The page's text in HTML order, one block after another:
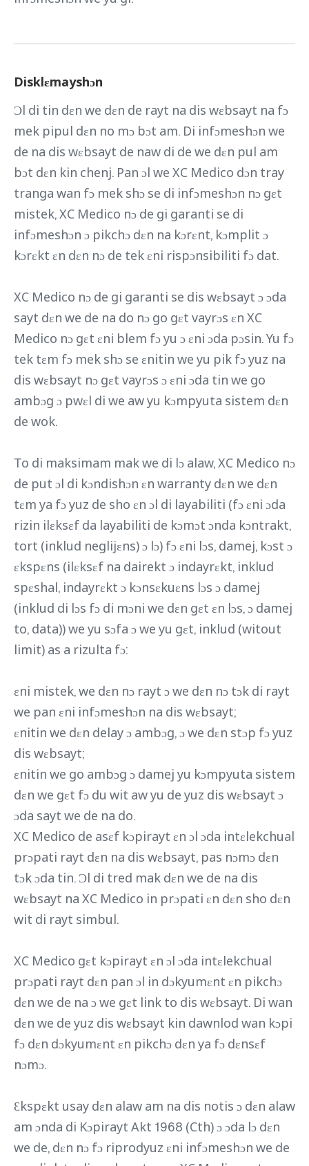
Disklɛmayshɔn
Ɔl di tin dɛn we dɛn de rayt na dis wɛbsayt na fɔ
mek pipul dɛn no mɔ bɔt am. Di infɔmeshɔn we
de na dis wɛbsayt de naw di de we dɛn pul am
bɔt dɛn kin chenj. Pan ɔl we XC Medico dɔn tray
tranga wan fɔ mek shɔ se di infɔmeshɔn nɔ gɛt
mistek, XC Medico nɔ de gi garanti se di
infɔmeshɔn ɔ pikchɔ dɛn na kɔrɛnt, kɔmplit ɔ
kɔrɛkt ɛn dɛn nɔ de tek ɛni rispɔnsibiliti fɔ dat.
XC Medico nɔ de gi garanti se dis wɛbsayt ɔ ɔda
sayt dɛn we de na do nɔ go gɛt vayrɔs ɛn XC
Medico nɔ gɛt ɛni blem fɔ yu ɔ ɛni ɔda pɔsin. Yu fɔ
tek tɛm fɔ mek shɔ se ɛnitin we yu pik fɔ yuz na
dis wɛbsayt nɔ gɛt vayrɔs ɔ ɛni ɔda tin we go
ambɔg ɔ pwɛl di we aw yu kɔmpyuta sistem dɛn
de wok.
To di maksimam mak we di lɔ alaw, XC Medico nɔ
de put ɔl di kɔndishɔn ɛn warranty dɛn we dɛn
tɛm ya fɔ yuz de sho ɛn ɔl di layabiliti (fɔ ɛni ɔda
rizin ilɛksɛf da layabiliti de kɔmɔt ɔnda kɔntrakt,
tort (inklud neglijɛns) ɔ lɔ) fɔ ɛni lɔs, damej, kɔst ɔ
ɛkspɛns (ilɛksɛf na dairekt ɔ indayrɛkt, inklud
spɛshal, indayrɛkt ɔ kɔnsɛkuɛns lɔs ɔ damej
(inklud di lɔs fɔ di mɔni we dɛn gɛt ɛn lɔs, ɔ damej
to, data)) we yu sɔfa ɔ we yu gɛt, inklud (witout
limit) as a rizulta fɔ:
ɛni mistek, we dɛn nɔ rayt ɔ we dɛn nɔ tɔk di rayt
we pan ɛni infɔmeshɔn na dis wɛbsayt;
ɛnitin we dɛn delay ɔ ambɔg, ɔ we dɛn stɔp fɔ yuz
dis wɛbsayt;
ɛnitin we go ambɔg ɔ damej yu kɔmpyuta sistem
dɛn we gɛt fɔ du wit aw yu de yuz dis wɛbsayt ɔ
ɔda sayt we de na do.
XC Medico de asɛf kɔpirayt ɛn ɔl ɔda intɛlekchual
prɔpati rayt dɛn na dis wɛbsayt, pas nɔmɔ dɛn
tɔk ɔda tin. Ɔl di tred mak dɛn we de na dis
wɛbsayt na XC Medico in prɔpati ɛn dɛn sho dɛn
wit di rayt simbul.
XC Medico gɛt kɔpirayt ɛn ɔl ɔda intɛlekchual
prɔpati rayt dɛn pan ɔl in dɔkyumɛnt ɛn pikchɔ
dɛn we de na ɔ we gɛt link to dis wɛbsayt. Di wan
dɛn we de yuz dis wɛbsayt kin dawnlod wan kɔpi
fɔ dɛn dɔkyumɛnt ɛn pikchɔ dɛn ya fɔ dɛnsɛf
nɔmɔ.
Ɛkspɛkt usay dɛn alaw am na dis notis ɔ dɛn alaw
am ɔnda di Kɔpirayt Akt 1968 (Cth) ɔ ɔda lɔ dɛn
we de, dɛn nɔ fɔ riprodyuz ɛni infɔmeshɔn we de